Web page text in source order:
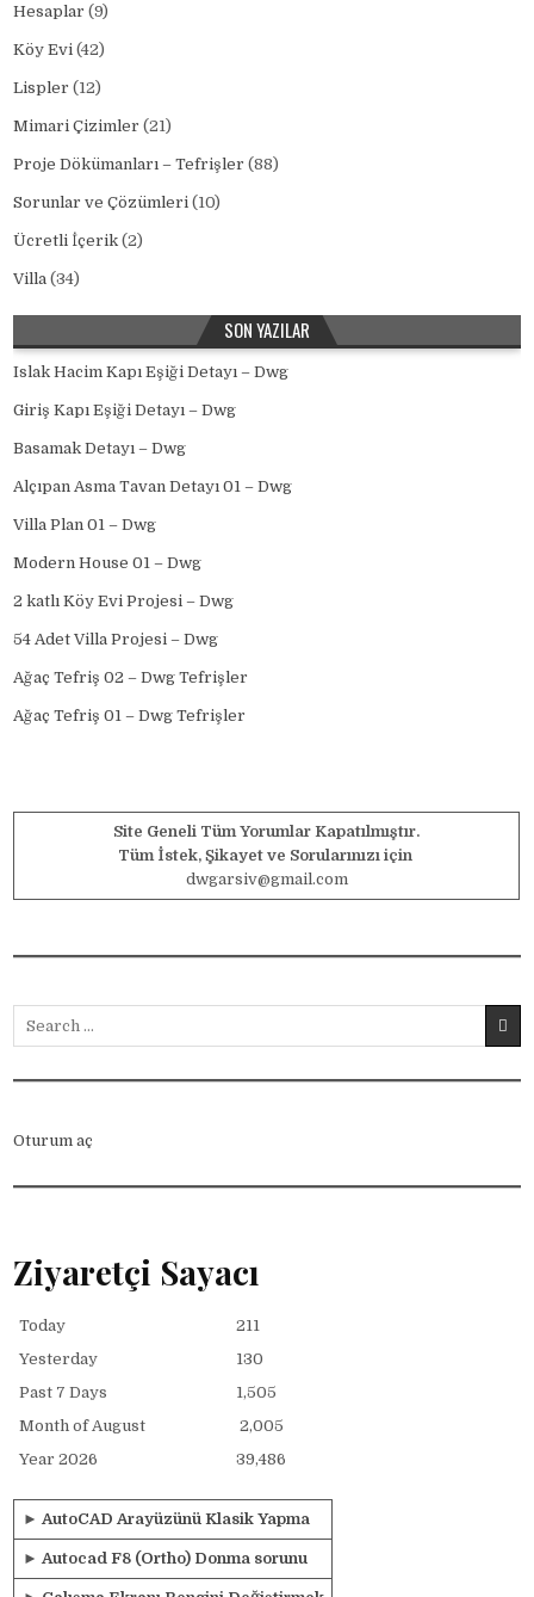
Hesaplar (9)
Köy Evi (42)
Lispler (12)
Mimari Çizimler (21)
Proje Dökümanları – Tefrişler (88)
Sorunlar ve Çözümleri (10)
Ücretli İçerik (2)
Villa (34)
SON YAZILAR
Islak Hacim Kapı Eşiği Detayı – Dwg
Giriş Kapı Eşiği Detayı – Dwg
Basamak Detayı – Dwg
Alçıpan Asma Tavan Detayı 01 – Dwg
Villa Plan 01 – Dwg
Modern House 01 – Dwg
2 katlı Köy Evi Projesi – Dwg
54 Adet Villa Projesi – Dwg
Ağaç Tefriş 02 – Dwg Tefrişler
Ağaç Tefriş 01 – Dwg Tefrişler
Site Geneli Tüm Yorumlar Kapatılmıştır.
Tüm İstek, Şikayet ve Sorularınızı için
dwgarsiv@gmail.com
Search for:
Oturum aç
Ziyaretçi Sayacı
Today
211
Yesterday
130
Past 7 Days
1,505
Month of August
2,005
Year 2026
39,486
►AutoCAD Arayüzünü Klasik Yapma
►Autocad F8 (Ortho) Donma sorunu